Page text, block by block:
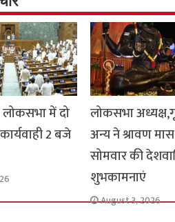
p
p
में दो
2 बजे
लोकसभा
अन्य ने श्रावण
सोमवार की
शुभकामनाएं
August 3, 2026